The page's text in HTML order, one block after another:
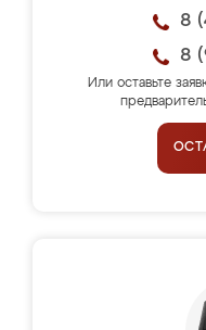
8
8
Или оставьте